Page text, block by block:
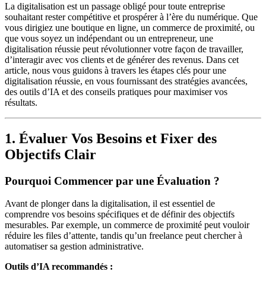
La digitalisation est un passage obligé pour toute entreprise
souhaitant rester compétitive et prospérer à l’ère du numérique. Que
vous dirigiez une boutique en ligne, un commerce de proximité, ou
que vous soyez un indépendant ou un entrepreneur, une
digitalisation réussie peut révolutionner votre façon de travailler,
d’interagir avec vos clients et de générer des revenus. Dans cet
article, nous vous guidons à travers les étapes clés pour une
digitalisation réussie, en vous fournissant des stratégies avancées,
des outils d’IA et des conseils pratiques pour maximiser vos
résultats.
1. Évaluer Vos Besoins et Fixer des
Objectifs Clair
Pourquoi Commencer par une Évaluation ?
Avant de plonger dans la digitalisation, il est essentiel de
comprendre vos besoins spécifiques et de définir des objectifs
mesurables. Par exemple, un commerce de proximité peut vouloir
réduire les files d’attente, tandis qu’un freelance peut chercher à
automatiser sa gestion administrative.
Outils d’IA recommandés :